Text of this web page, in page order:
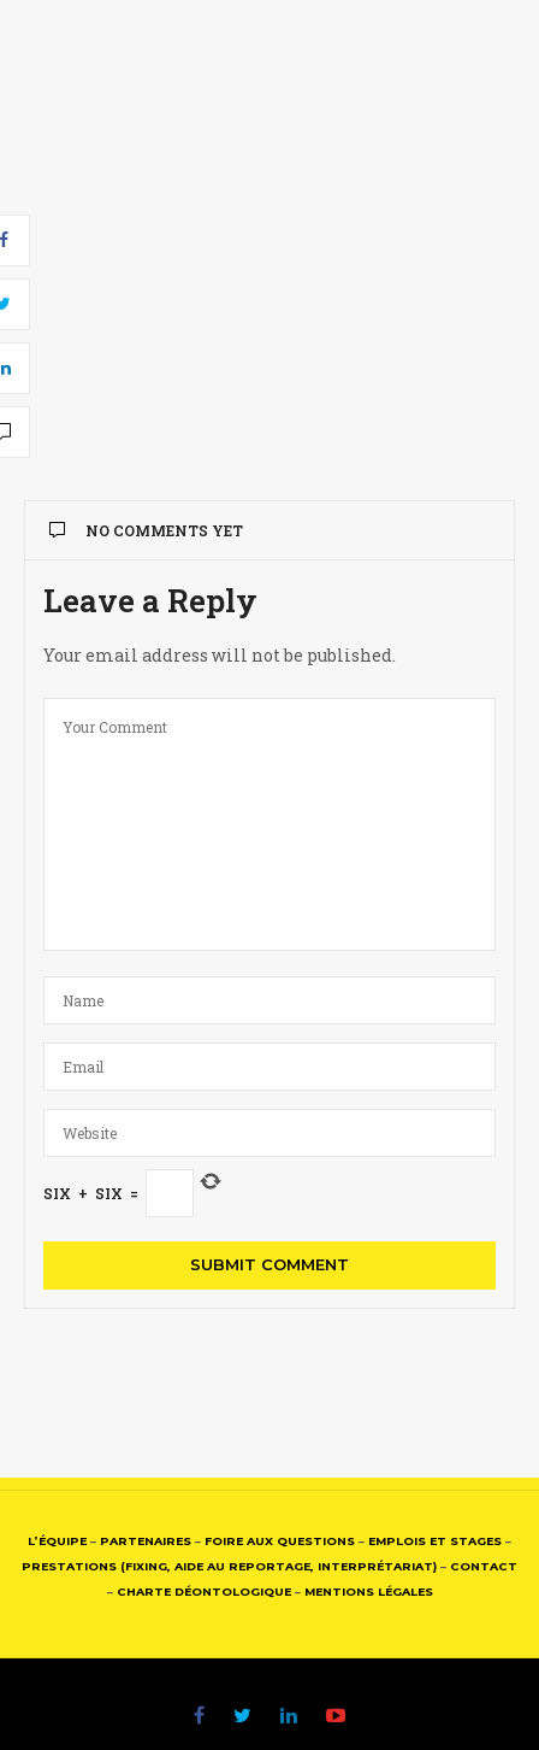
NO COMMENTS YET
Leave a Reply
Your email address will not be published.
SIX + SIX =
L’ÉQUIPE – PARTENAIRES – FOIRE AUX QUESTIONS – EMPLOIS ET STAGES –
PRESTATIONS (FIXING, AIDE AU REPORTAGE, INTERPRÉTARIAT) – CONTACT
– CHARTE DÉONTOLOGIQUE– MENTIONS LÉGALES